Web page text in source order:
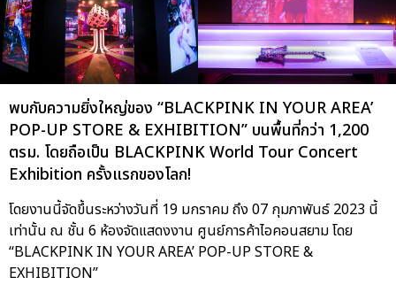
พบกับความยิ่งใหญ่ของ “BLACKPINK IN YOUR AREA’
POP-UP STORE & EXHIBITION” บนพื้นที่กว่า 1,200
ตรม. โดยถือเป็น BLACKPINK World Tour Concert
Exhibition ครั้งแรกของโลก!
โดยงานนี้จัดขึ้นระหว่างวันที่ 19 มกราคม ถึง 07 กุมภาพันธ์ 2023 นี้
เท่านั้น ณ ชั้น 6 ห้องจัดแสดงงาน ศูนย์การค้าไอคอนสยาม โดย
“BLACKPINK IN YOUR AREA’ POP-UP STORE &
EXHIBITION”